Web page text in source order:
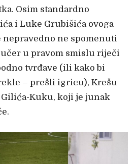
Osim standardno
i Luke Grubišića ovoga
ne spomenuti
u pravom smislu riječi
tvrđave (ili kako bi
– prešli igricu), Krešu
Kuku, koji je junak